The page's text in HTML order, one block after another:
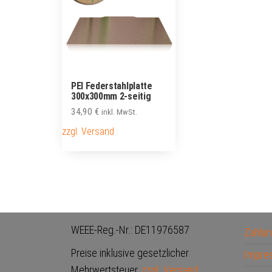
PEI Federstahlplatte
300x300mm 2-seitig
34,90 € inkl. MwSt.
zzgl. Versand
WEEE-Reg.-Nr.: DE11976587
Preise inklusive gesetzlicher